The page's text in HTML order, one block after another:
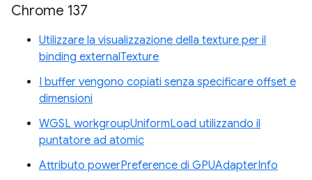
Chrome 137
Utilizzare la visualizzazione della texture per il
binding externalTexture
I buffer vengono copiati senza specificare offset e
dimensioni
WGSL workgroupUniformLoad utilizzando il
puntatore ad atomic
Attributo powerPreference di GPUAdapterInfo